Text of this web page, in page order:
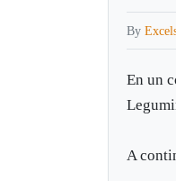
By
En un
A